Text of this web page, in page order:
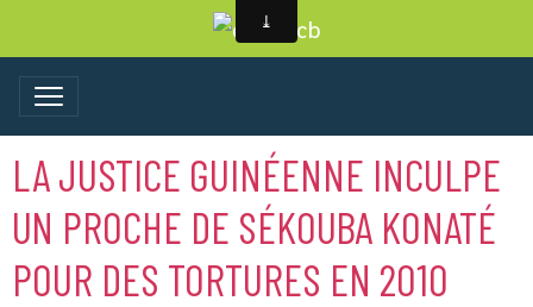
LA JUSTICE GUINÉENNE INCULPE
UN PROCHE DE SÉKOUBA KONATÉ
POUR DES TORTURES EN 2010